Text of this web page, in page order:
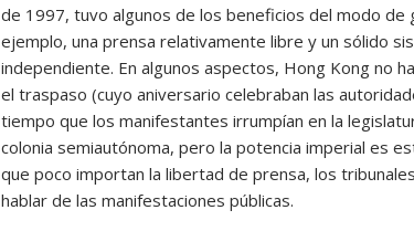
de 1997, tuvo algunos de los beneficios del modo de
ejemplo, una prensa relativamente libre y un sólido
independiente. En algunos aspectos, Hong Kong no
el traspaso (cuyo aniversario celebraban las
tiempo que los manifestantes irrumpían en la
colonia semiautónoma, pero la potencia imperial es
que poco importan la libertad de prensa, los
hablar de las manifestaciones públicas.